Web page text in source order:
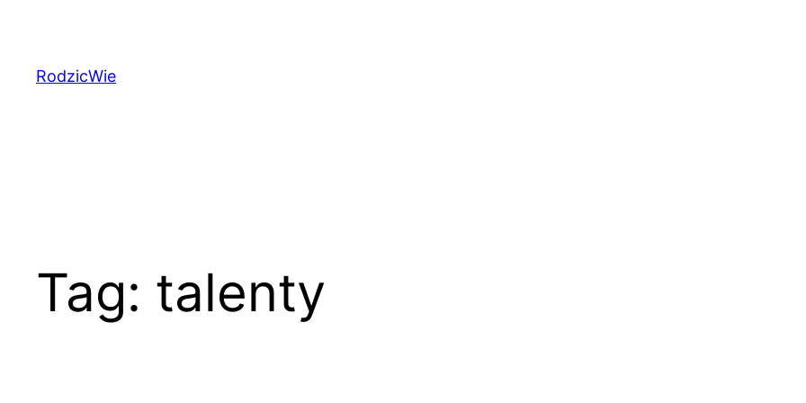
treściRodzicWie
Tag: talenty